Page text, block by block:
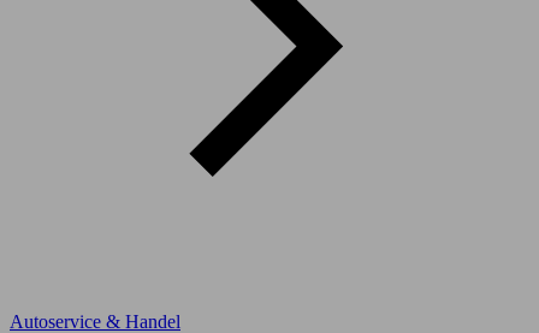
Autoservice & Handel